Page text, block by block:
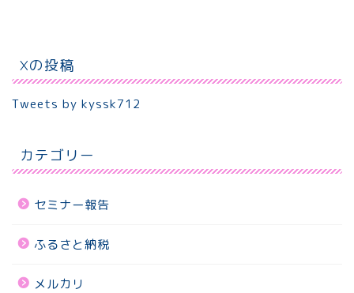
Xの投稿
Tweets by kyssk712
カテゴリー
セミナー報告
ふるさと納税
メルカリ